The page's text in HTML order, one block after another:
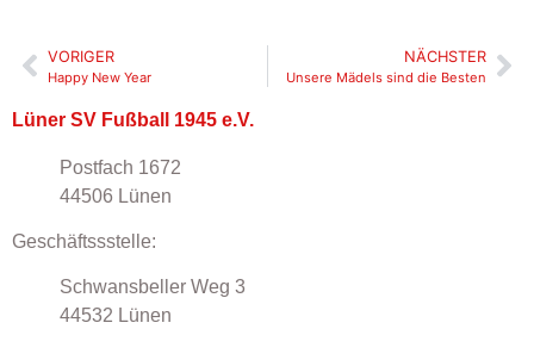
VORIGER
Happy New Year
NÄCHSTER
Unsere Mädels sind die Besten
Lüner SV Fußball 1945 e.V.
Postfach 1672
44506 Lünen
Geschäftssstelle:
Schwansbeller Weg 3
44532 Lünen